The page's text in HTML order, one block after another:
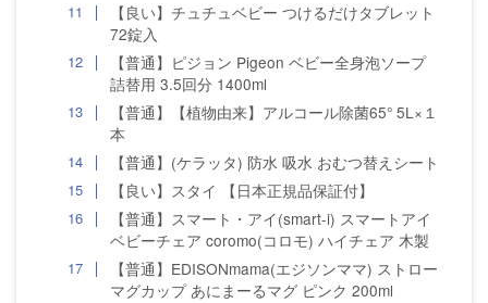
【良い】チュチュベビー つけるだけタブレット
72錠入
【普通】ピジョン Pigeon ベビー全身泡ソープ
詰替用 3.5回分 1400ml
【普通】【植物由来】アルコール除菌65° 5L×１
本
【普通】(ケラッタ) 防水 吸水 おむつ替えシート
【良い】スタイ 【日本正規品保証付】
【普通】スマート・アイ(smart-i) スマートアイ
ベビーチェア coromo(コロモ) ハイチェア 木製
【普通】EDISONmama(エジソンママ) ストロー
マグカップ あにまーるマグ ピンク 200ml